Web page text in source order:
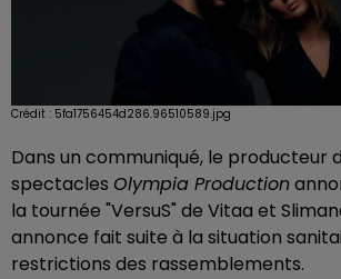
Crédit : 5fa1756454d286.96510589.jpg
Dans un communiqué, le producteur
spectacles Olympia Production
la tournée "VersuS" de Vitaa et
annonce fait suite à la situation
restrictions des rassemblements.